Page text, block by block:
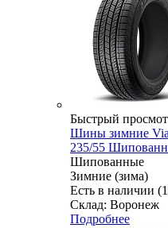
Быстрый
Шины зимние
235/55
Шипованные
Зимние (зима)
Есть в наличии
Склад: Воронеж
Подробнее